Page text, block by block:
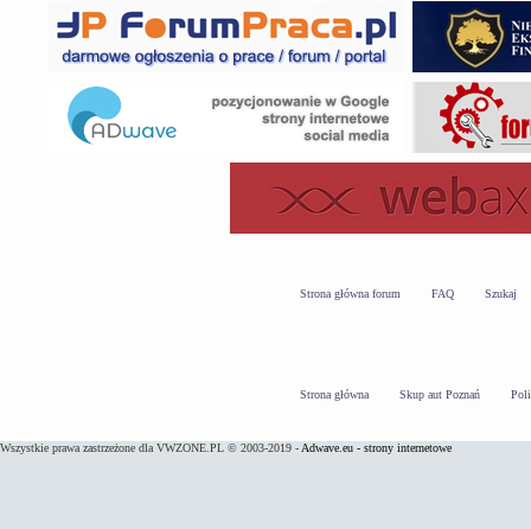
Strona główna forum FAQ Szukaj
Strona główna Skup aut Poznań
Wszystkie prawa zastrzeżone dla VWZONE.PL © 2003-2019 - Adwave.eu - strony internetowe